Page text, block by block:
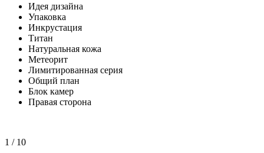
Идея дизайна
Упаковка
Инкрустация
Титан
Натуральная кожа
Метеорит
Лимитированная серия
Общий план
Блок камер
Правая сторона
1 / 10